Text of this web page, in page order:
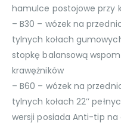
hamulce postojowe przy
– B30 – wózek na
tylnych kołach
stopkę balansową
krawężników
– B60 – wózek na
tylnych kołach 22’’
wersji posiada Anti-tip